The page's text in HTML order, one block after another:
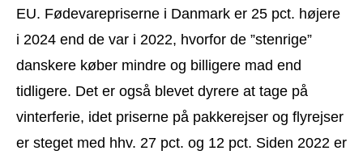
EU. Fødevarepriserne i Danmark er 25 pct. højere
i 2024 end de var i 2022, hvorfor de ”stenrige”
danskere køber mindre og billigere mad end
tidligere. Det er også blevet dyrere at tage på
vinterferie, idet priserne på pakkerejser og flyrejser
er steget med hhv. 27 pct. og 12 pct. Siden 2022 er